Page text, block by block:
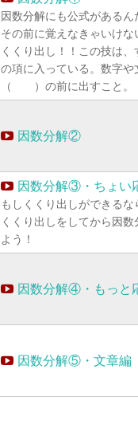
因数分解にも公式があるん
その前に覚えなきゃいけな
くくり出し！！この技は、
の項に入っている。数字や
（ ）の前に出すこと。
因数分解②
因数分解③・ちょい
もしくくり出しができるな
くくり出しをしてから因数
よう！
因数分解④・もっと
因数分解⑤・文章編